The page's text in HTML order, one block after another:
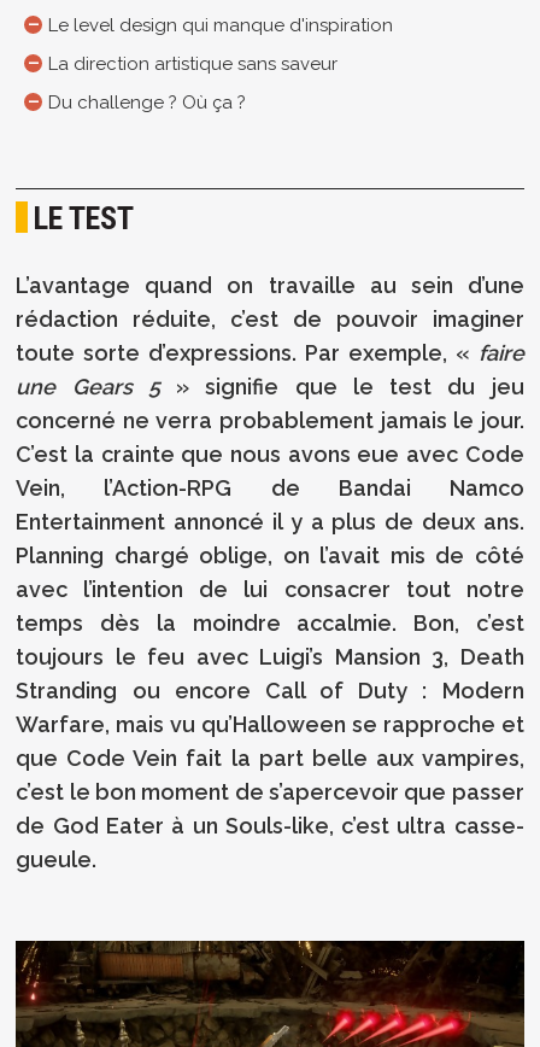
Le level design qui manque d'inspiration
La direction artistique sans saveur
Du challenge ? Où ça ?
LE TEST
L’avantage quand on travaille au sein d’une
rédaction réduite, c’est de pouvoir imaginer
toute sorte d’expressions. Par exemple, « faire
une Gears 5» signifie que le test du jeu
concerné ne verra probablement jamais le jour.
C’est la crainte que nous avons eue avec Code
Vein, l’Action-RPG de Bandai Namco
Entertainment annoncé il y a plus de deux ans.
Planning chargé oblige, on l’avait mis de côté
avec l’intention de lui consacrer tout notre
temps dès la moindre accalmie. Bon, c’est
toujours le feu avec Luigi’s Mansion 3, Death
Stranding ou encore Call of Duty : Modern
Warfare, mais vu qu’Halloween se rapproche et
que Code Vein fait la part belle aux vampires,
c’est le bon moment de s’apercevoir que passer
de God Eater à un Souls-like, c’est ultra casse-
gueule.